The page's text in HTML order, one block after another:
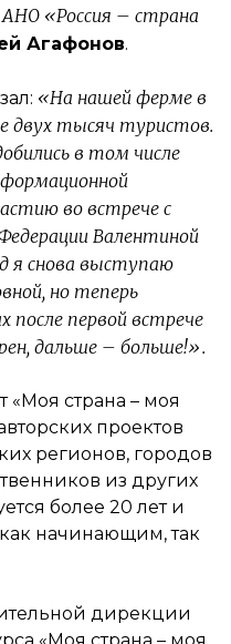
АНО «Россия – страна
Агафонов.
«На нашей ферме в
двух тысяч туристов.
в том числе
во встрече с
Валентиной
я снова выступаю
но теперь
после первой встрече
дальше – больше!».
«Моя страна – моя
проектов
регионов, городов
из других
более 20 лет и
начинающим, так
дирекции